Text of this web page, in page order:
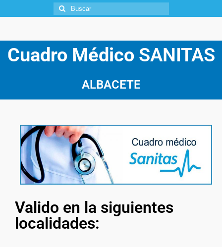
Cuadro Médico SANITAS
ALBACETE
Valido en la siguientes
localidades: